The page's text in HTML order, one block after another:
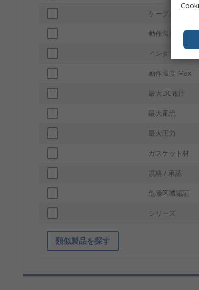
ケーブル長
動作温度 Min
インタフェース
動作温度 Max
最大DC電圧
最大電流
最大圧力
ガスケット材
規格 / 承認
危険区域認証
シリーズ
類似製品を探す